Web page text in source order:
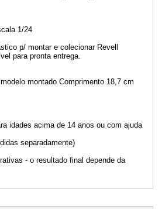
1/24
p/ montar e colecionar Revell
para pronta entrega.
montado Comprimento 18,7 cm
idades acima de 14 anos ou com ajuda
separadamente)
- o resultado final depende da